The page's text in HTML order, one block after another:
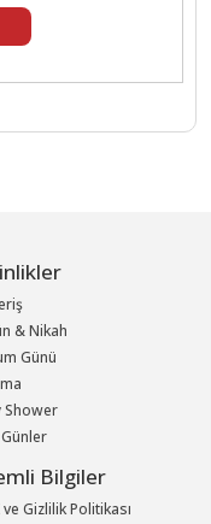
& Nikah
Günü
Shower
Bilgiler
ve Gizlilik Politikası